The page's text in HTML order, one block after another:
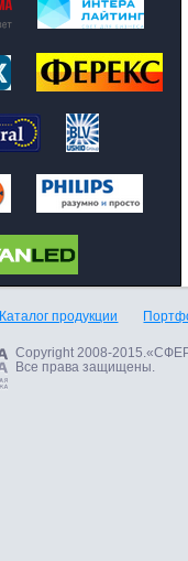
Каталог продукции
Copyright 2008-
Все права защищены.